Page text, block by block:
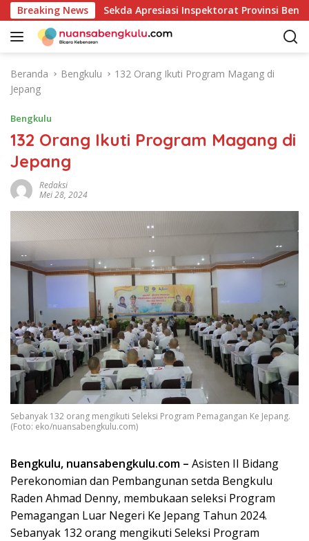
a
Breaking NewsSekda Apresiasi Inspektorat Provinsi
Beranda Bengkulu
132 Orang Ikuti Program Magang di
Jepang
Bengkulu
132 Orang Ikuti Program Magang di
Jepang
Redaksi
Mei 28, 2024
Sebanyak 132 orang mengikuti Seleksi Program Pemagangan Ke Jepang.
(Foto: eko/nuansabengkulu.com)
Bengkulu, nuansabengkulu.com – Asisten II Bidang
Perekonomian dan Pembangunan setda Bengkulu
Raden Ahmad Denny, membukaan seleksi Program
Pemagangan Luar Negeri Ke Jepang Tahun 2024.
Sebanyak 132 orang mengikuti Seleksi Program